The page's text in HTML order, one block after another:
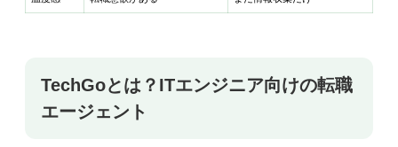
TechGoとは？ITエンジニア向けの転職
エージェント